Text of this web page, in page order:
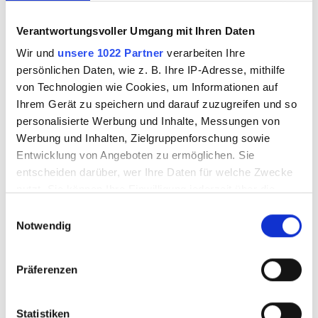
Verantwortungsvoller Umgang mit Ihren Daten
Wir und unsere 1022 Partner verarbeiten Ihre
persönlichen Daten, wie z. B. Ihre IP-Adresse, mithilfe
von Technologien wie Cookies, um Informationen auf
Ihrem Gerät zu speichern und darauf zuzugreifen und so
personalisierte Werbung und Inhalte, Messungen von
Werbung und Inhalten, Zielgruppenforschung sowie
Entwicklung von Angeboten zu ermöglichen. Sie
entscheiden darüber, wer Ihre Daten für welche Zwecke
Trigger Symbol ändern oder widerrufen
Informationen über Ihre geografische Lage
können
Notwendig
Präferenzen
Statistiken
Dekorieren Sie die Steine im Garten, am
sie unter die Leuchtsteine eine Solar
wunderbare Stimmung.